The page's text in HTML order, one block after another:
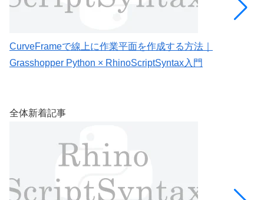
CurveFrameで線上に作業平面を作成する方法｜
Grasshopper Python × RhinoScriptSyntax入門
全体新着記事